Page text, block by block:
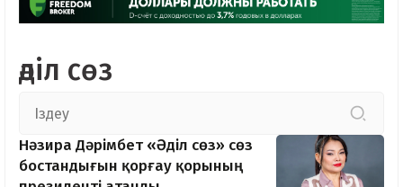
әділ сөз
Нәзира Дәрімбет «Әділ сөз» сөз
бостандығын қорғау қорының